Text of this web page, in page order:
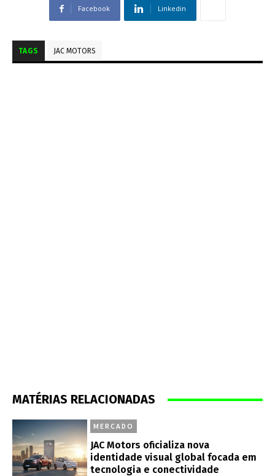
Facebook Linkedin
TAGS JAC MOTORS
MATÉRIAS RELACIONADAS
MERCADO
JAC Motors oficializa nova
identidade visual global focada em
tecnologia e conectividade